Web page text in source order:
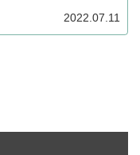
2022.07.11